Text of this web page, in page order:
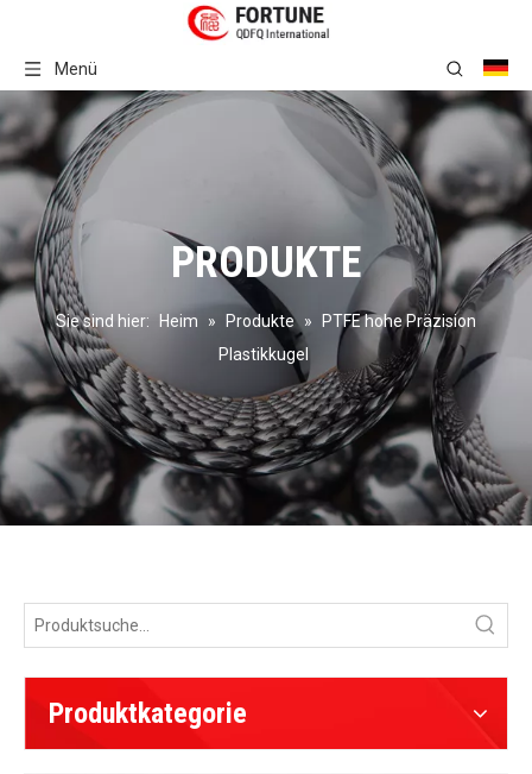
Menü
PRODUKTE
Sie sind hier: Heim » Produkte »
PTFE hohe Präzision
Plastikkugel
Produktkategorie